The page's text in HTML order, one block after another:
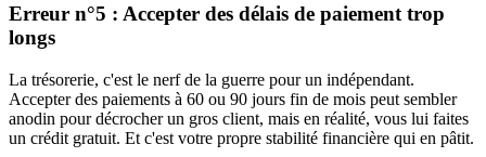
Erreur n°5 : Accepter des délais de paiement trop
longs
La trésorerie, c'est le nerf de la guerre pour un indépendant.
Accepter des paiements à 60 ou 90 jours fin de mois peut sembler
anodin pour décrocher un gros client, mais en réalité, vous lui faites
un crédit gratuit. Et c'est votre propre stabilité financière qui en pâtit.